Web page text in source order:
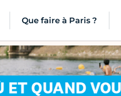
Que faire à Paris ?